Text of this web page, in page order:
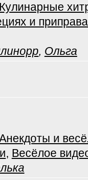
Кулинарные
и
, Ольга
и
, Весёлое